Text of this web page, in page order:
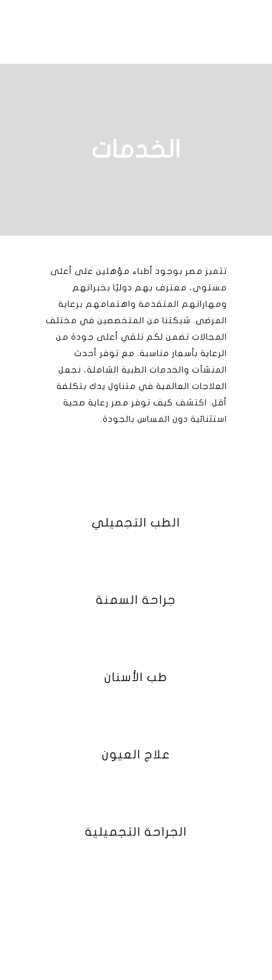
الخدمات
تتميز مصر بوجود أطباء مؤهلين على أعلى
مستوى، معترف بهم دوليًا بخبراتهم
ومهاراتهم المتقدمة واهتمامهم برعاية
المرضى. شبكتنا من المتخصصين في مختلف
المجالات تضمن لكم تلقي أعلى جودة من
الرعاية بأسعار مناسبة. مع توفر أحدث
المنشآت والخدمات الطبية الشاملة، نجعل
العلاجات العالمية في متناول يدك بتكلفة
أقل. اكتشف كيف توفر مصر رعاية صحية
استثنائية دون المساس بالجودة.
الطب التجميلي
جراحة السمنة
طب الأسنان
علاج العيون
الجراحة التجميلية